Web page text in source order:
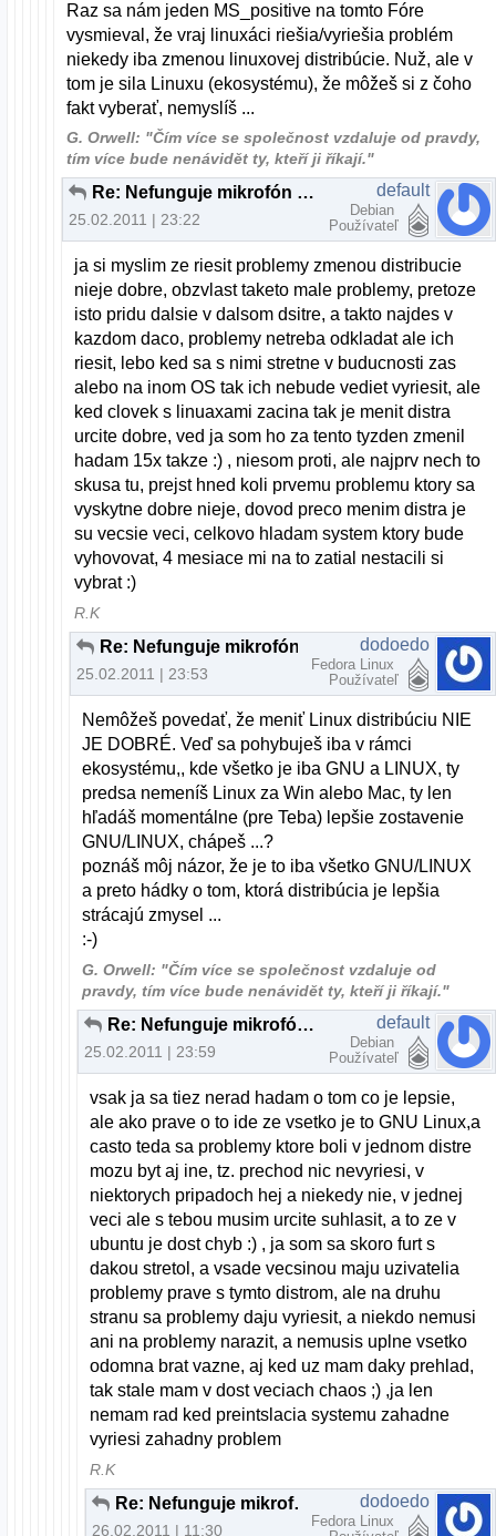
Raz sa nám jeden MS_positive na tomto Fóre
vysmieval, že vraj linuxáci riešia/vyriešia problém
niekedy iba zmenou linuxovej distribúcie. Nuž, ale v
tom je sila Linuxu (ekosystému), že môžeš si z čoho
fakt vyberať, nemyslíš ...
G. Orwell: "Čím více se společnost vzdaluje od pravdy,
tím více bude nenávidět ty, kteří ji říkají."
Re: Nefunguje mikrofón na skype
25.02.2011 | 23:22
default
Debian
Používateľ
ja si myslim ze riesit problemy zmenou distribucie
nieje dobre, obzvlast taketo male problemy, pretoze
isto pridu dalsie v dalsom dsitre, a takto najdes v
kazdom daco, problemy netreba odkladat ale ich
riesit, lebo ked sa s nimi stretne v buducnosti zas
alebo na inom OS tak ich nebude vediet vyriesit, ale
ked clovek s linuaxami zacina tak je menit distra
urcite dobre, ved ja som ho za tento tyzden zmenil
hadam 15x takze :) , niesom proti, ale najprv nech to
skusa tu, prejst hned koli prvemu problemu ktory sa
vyskytne dobre nieje, dovod preco menim distra je
su vecsie veci, celkovo hladam system ktory bude
vyhovovat, 4 mesiace mi na to zatial nestacili si
vybrat :)
R.K
25.02.2011 | 23:53
dodoedo
Fedora Linux
Používateľ
Nemôžeš povedať, že meniť Linux distribúciu NIE
JE DOBRÉ. Veď sa pohybuješ iba v rámci
ekosystému,, kde všetko je iba GNU a LINUX, ty
predsa nemeníš Linux za Win alebo Mac, ty len
hľadáš momentálne (pre Teba) lepšie zostavenie
GNU/LINUX, chápeš ...?
poznáš môj názor, že je to iba všetko GNU/LINUX
a preto hádky o tom, ktorá distribúcia je lepšia
strácajú zmysel ...
:-)
G. Orwell: "Čím více se společnost vzdaluje od
pravdy, tím více bude nenávidět ty, kteří ji říkají."
Re: Nefunguje mikrofón na skype
25.02.2011 | 23:59
default
Debian
Používateľ
vsak ja sa tiez nerad hadam o tom co je lepsie,
ale ako prave o to ide ze vsetko je to GNU Linux,a
casto teda sa problemy ktore boli v jednom distre
mozu byt aj ine, tz. prechod nic nevyriesi, v
niektorych pripadoch hej a niekedy nie, v jednej
veci ale s tebou musim urcite suhlasit, a to ze v
ubuntu je dost chyb :) , ja som sa skoro furt s
dakou stretol, a vsade vecsinou maju uzivatelia
problemy prave s tymto distrom, ale na druhu
stranu sa problemy daju vyriesit, a niekdo nemusi
ani na problemy narazit, a nemusis uplne vsetko
odomna brat vazne, aj ked uz mam daky prehlad,
tak stale mam v dost veciach chaos ;) ,ja len
nemam rad ked preintslacia systemu zahadne
vyriesi zahadny problem
R.K
Re: Nefunguje mikrofón na skype
26.02.2011 | 11:30
dodoedo
Fedora Linux